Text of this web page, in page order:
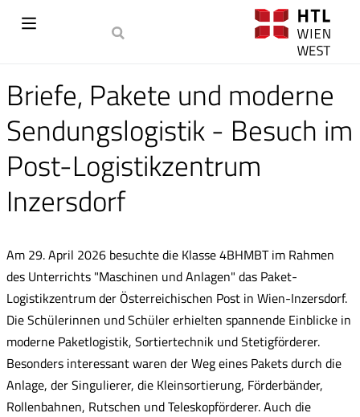
Briefe, Pakete und moderne
Sendungslogistik - Besuch im
Post-Logistikzentrum
Inzersdorf
Am 29. April 2026 besuchte die Klasse 4BHMBT im Rahmen
des Unterrichts "Maschinen und Anlagen" das Paket-
Logistikzentrum der Österreichischen Post in Wien-Inzersdorf.
Die Schülerinnen und Schüler erhielten spannende Einblicke in
moderne Paketlogistik, Sortiertechnik und Stetigförderer.
Besonders interessant waren der Weg eines Pakets durch die
Anlage, der Singulierer, die Kleinsortierung, Förderbänder,
Rollenbahnen, Rutschen und Teleskopförderer. Auch die